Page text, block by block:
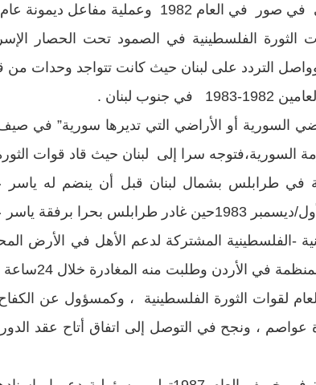
مفاعل ديمونة عام 1988 .
الثورة الفلسطينية في الصمود تحت الحصار
لبنان .
سرا إلى لبنان حيث قاد قوات
في طرابلس بشمال لبنان قبل أن ينضم له
لقوات الثورة الفلسطينية ، وكمسؤول عن
، ونجح في التوصل إلى اتفاق أتاح عقد